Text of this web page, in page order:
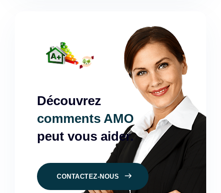
Découvrez
comments AMO
peut vous aider.
CONTACTEZ-NOUS